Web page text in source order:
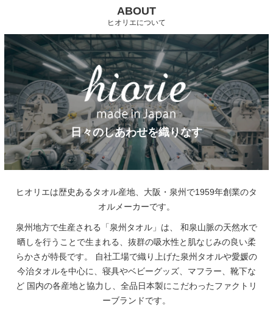
ABOUT
ヒオリエについて
日々のしあわせを織りなす
ヒオリエは歴史あるタオル産地、大阪・泉州で1959年創業のタ
オルメーカーです。
泉州地方で生産される「泉州タオル」は、
和泉山脈の天然水で
晒しを行うことで生まれる、抜群の吸水性と肌なじみの良い柔
らかさが特長です。
自社工場で織り上げた泉州タオルや愛媛の
今治タオルを中心に、寝具やベビーグッズ、マフラー、靴下な
ど 国内の各産地と協力し、全品日本製にこだわったファクトリ
ーブランドです。